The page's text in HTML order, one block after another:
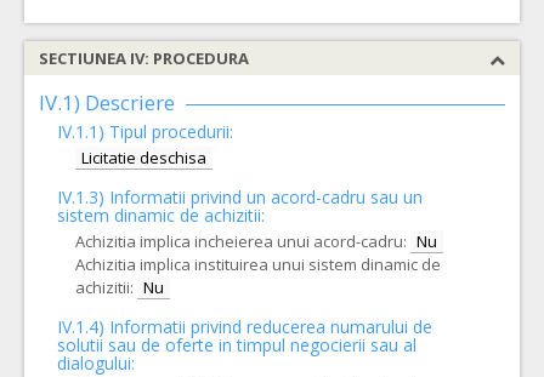
SECTIUNEA IV: PROCEDURA
IV.1) Descriere
IV.1.1) Tipul procedurii:
Licitatie deschisa
IV.1.3) Informatii privind un acord-cadru sau un
sistem dinamic de achizitii:
Achizitia implica incheierea unui acord-cadru: Nu
Achizitia implica instituirea unui sistem dinamic de
achizitii: Nu
IV.1.4) Informatii privind reducerea numarului de
solutii sau de oferte in timpul negocierii sau al
dialogului: